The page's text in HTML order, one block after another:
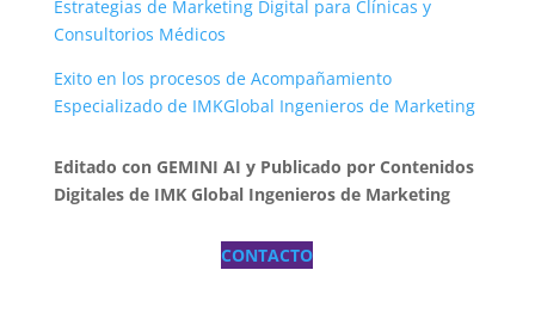
Estrategias de Marketing Digital para Clínicas y
Consultorios Médicos
Exito en los procesos de Acompañamiento
Especializado de IMKGlobal Ingenieros de Marketing
Editado con GEMINI AI y Publicado por Contenidos
Digitales de IMK Global Ingenieros de Marketing
CONTACTO